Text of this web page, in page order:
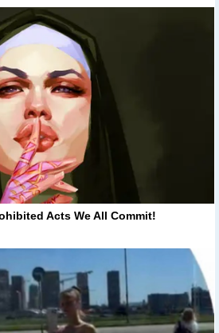
Acts We All Commit!